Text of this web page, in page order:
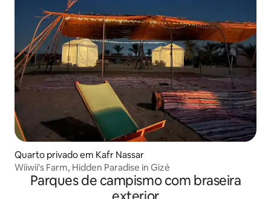
Quarto privado em Kafr Nassar
Wiiwii's Farm, Hidden Paradise in Gizé
Parques de campismo com braseira